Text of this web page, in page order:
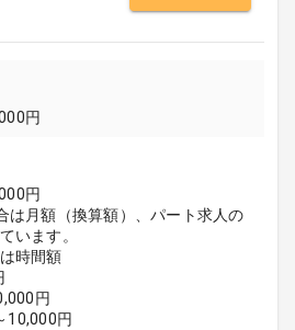
円
円
は月額（換算額）、パート求人の
います。
時間額
円
10,000円